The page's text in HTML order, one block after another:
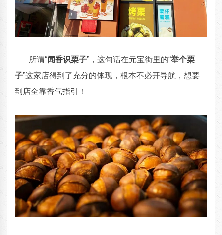
所谓“闻香识栗子”，这句话在元宝街里的“举个栗
子”这家店得到了充分的体现，根本不必开导航，想要
到店全靠香气指引！